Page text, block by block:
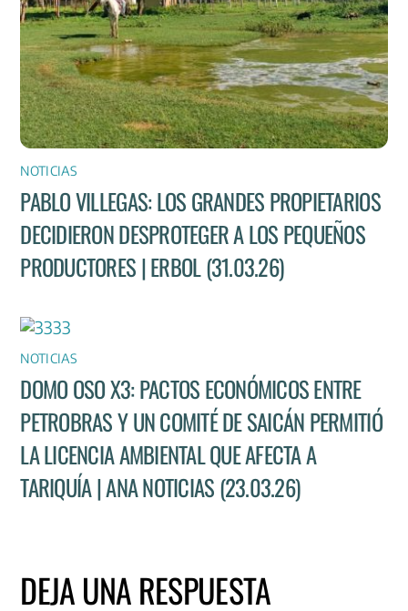
NOTICIAS
PABLO VILLEGAS: LOS GRANDES PROPIETARIOS
DECIDIERON DESPROTEGER A LOS PEQUEÑOS
PRODUCTORES | ERBOL (31.03.26)
NOTICIAS
DOMO OSO X3: PACTOS ECONÓMICOS ENTRE
PETROBRAS Y UN COMITÉ DE SAICÁN PERMITIÓ
LA LICENCIA AMBIENTAL QUE AFECTA A
TARIQUÍA | ANA NOTICIAS (23.03.26)
DEJA UNA RESPUESTA